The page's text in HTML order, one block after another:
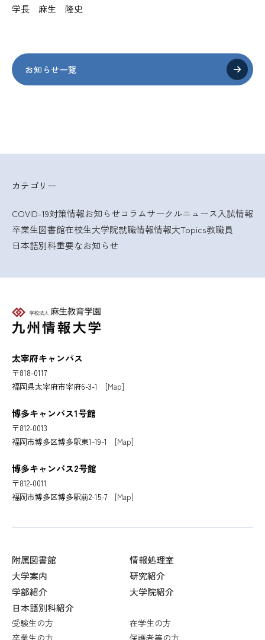
学長 麻生 隆史
お知らせ一覧
カテゴリー
COVID-19対策情報お知らせコラムサークルニュース入試情報
卒業生図書館在校生大学院就職情報情報大Topics教職員
日本語別科重要なお知らせ
太宰府キャンパス
〒818-0117
福岡県太宰府市宰府6-3-1 [Map]
博多キャンパス1号館
〒812-0013
福岡市博多区博多駅東1-19-1 [Map]
博多キャンパス2号館
〒812-0011
福岡市博多区博多駅前2-15-7 [Map]
附属図書館
情報処理室
大学案内
研究紹介
学部紹介
大学院紹介
日本語別科紹介
受験生の方
在学生の方
卒業生の方
保護者等の方